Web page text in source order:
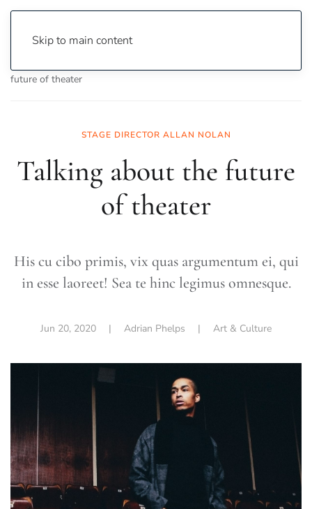
Skip to main content
future of theater
STAGE DIRECTOR ALLAN NOLAN
Talking about the future
of theater
His cu cibo primis, vix quas argumentum ei, qui
in esse laoreet! Sea te hinc legimus omnesque.
Jun 20, 2020 | Adrian Phelps | Art & Culture